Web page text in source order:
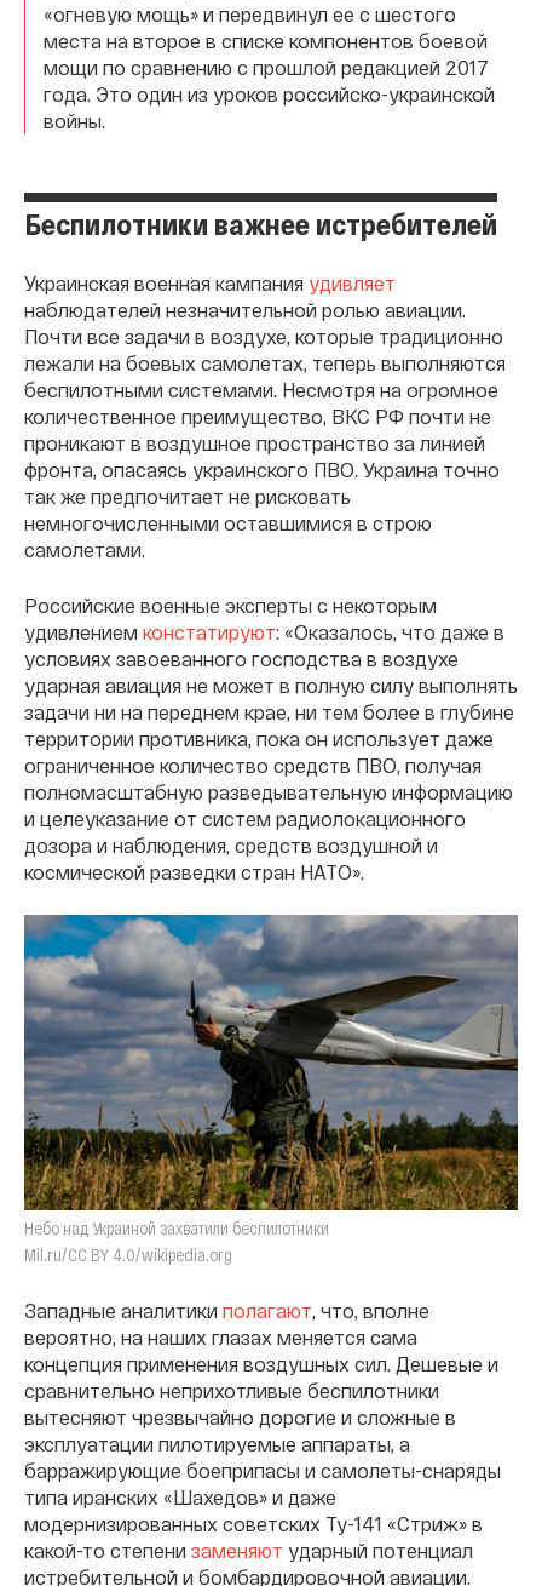
«огневую мощь» и передвинул ее с шестого
места на второе в списке компонентов боевой
мощи по сравнению с прошлой редакцией 2017
года. Это один из уроков российско-украинской
войны.
Беспилотники важнее истребителей
Украинская военная кампания удивляет
наблюдателей незначительной ролью авиации.
Почти все задачи в воздухе, которые традиционно
лежали на боевых самолетах, теперь выполняются
беспилотными системами. Несмотря на огромное
количественное преимущество, ВКС РФ почти не
проникают в воздушное пространство за линией
фронта, опасаясь украинского ПВО. Украина точно
так же предпочитает не рисковать
немногочисленными оставшимися в строю
самолетами.
Российские военные эксперты с некоторым
удивлением констатируют: «Оказалось, что даже в
условиях завоеванного господства в воздухе
ударная авиация не может в полную силу выполнять
задачи ни на переднем крае, ни тем более в глубине
территории противника, пока он использует даже
ограниченное количество средств ПВО, получая
полномасштабную разведывательную информацию
и целеуказание от систем радиолокационного
дозора и наблюдения, средств воздушной и
космической разведки стран НАТО».
Небо над Украиной захватили беспилотники
Mil.ru/CC BY 4.0/wikipedia.org
Западные аналитики полагают, что, вполне
вероятно, на наших глазах меняется сама
концепция применения воздушных сил. Дешевые и
сравнительно неприхотливые беспилотники
вытесняют чрезвычайно дорогие и сложные в
эксплуатации пилотируемые аппараты, а
барражирующие боеприпасы и самолеты-снаряды
типа иранских «Шахедов» и даже
модернизированных советских Ту-141 «Стриж» в
какой-то степени заменяют ударный потенциал
истребительной и бомбардировочной авиации.